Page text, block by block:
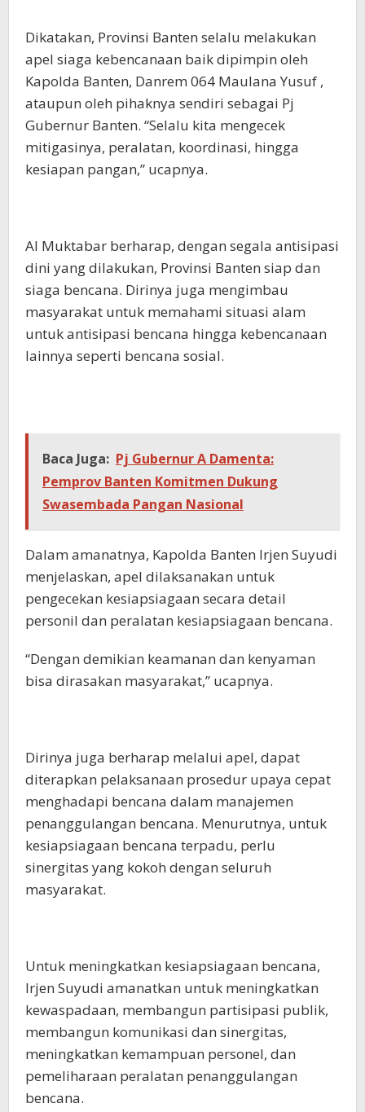
Dikatakan, Provinsi Banten selalu melakukan
apel siaga kebencanaan baik dipimpin oleh
Kapolda Banten, Danrem 064 Maulana Yusuf ,
ataupun oleh pihaknya sendiri sebagai Pj
Gubernur Banten. “Selalu kita mengecek
mitigasinya, peralatan, koordinasi, hingga
kesiapan pangan,” ucapnya.
Al Muktabar berharap, dengan segala antisipasi
dini yang dilakukan, Provinsi Banten siap dan
siaga bencana. Dirinya juga mengimbau
masyarakat untuk memahami situasi alam
untuk antisipasi bencana hingga kebencanaan
lainnya seperti bencana sosial.
Baca Juga: Pj Gubernur A Damenta:
Pemprov Banten Komitmen Dukung
Swasembada Pangan Nasional
Dalam amanatnya, Kapolda Banten Irjen Suyudi
menjelaskan, apel dilaksanakan untuk
pengecekan kesiapsiagaan secara detail
personil dan peralatan kesiapsiagaan bencana.
“Dengan demikian keamanan dan kenyaman
bisa dirasakan masyarakat,” ucapnya.
Dirinya juga berharap melalui apel, dapat
diterapkan pelaksanaan prosedur upaya cepat
menghadapi bencana dalam manajemen
penanggulangan bencana. Menurutnya, untuk
kesiapsiagaan bencana terpadu, perlu
sinergitas yang kokoh dengan seluruh
masyarakat.
Untuk meningkatkan kesiapsiagaan bencana,
Irjen Suyudi amanatkan untuk meningkatkan
kewaspadaan, membangun partisipasi publik,
membangun komunikasi dan sinergitas,
meningkatkan kemampuan personel, dan
pemeliharaan peralatan penanggulangan
bencana.